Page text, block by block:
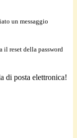
un messaggio
il reset della password
di posta elettronica!